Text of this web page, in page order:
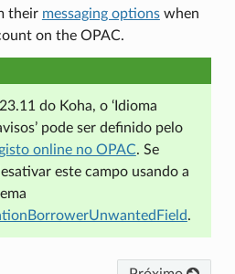
their messaging optionswhen
on the OPAC.
do Koha, o ‘Idioma
pode ser definido pelo
online no OPAC. Se
este campo usando a
.